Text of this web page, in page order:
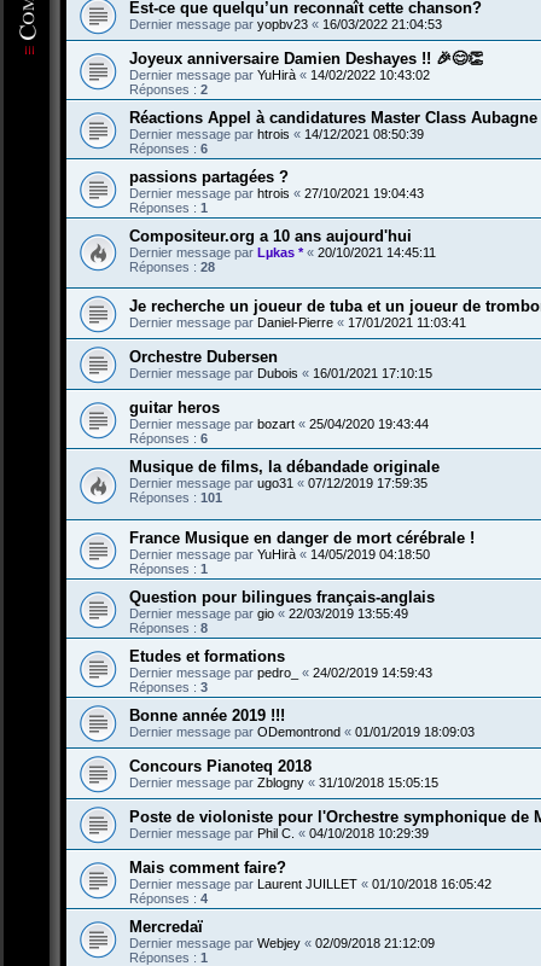
Est-ce que quelqu’un reconnaît cette chanson?
Dernier message par yopbv23 « 16/03/2022 21:04:53
Joyeux anniversaire Damien Deshayes !! 🎉😊👏
Dernier message par YuHirà « 14/02/2022 10:43:02
Réponses : 2
Réactions Appel à candidatures Master Class Aubagne
Dernier message par htrois « 14/12/2021 08:50:39
Réponses : 6
passions partagées ?
Dernier message par htrois « 27/10/2021 19:04:43
Réponses : 1
Compositeur.org a 10 ans aujourd'hui
Dernier message par Lµkas *« 20/10/2021 14:45:11
Réponses : 28
Je recherche un joueur de tuba et un joueur de
Dernier message par Daniel-Pierre « 17/01/2021 11:03:41
Orchestre Dubersen
Dernier message par Dubois « 16/01/2021 17:10:15
guitar heros
Dernier message par bozart « 25/04/2020 19:43:44
Réponses : 6
Musique de films, la débandade originale
Dernier message par ugo31 « 07/12/2019 17:59:35
Réponses : 101
France Musique en danger de mort cérébrale !
Dernier message par YuHirà « 14/05/2019 04:18:50
Réponses : 1
Question pour bilingues français-anglais
Dernier message par gio « 22/03/2019 13:55:49
Réponses : 8
Etudes et formations
Dernier message par pedro_ « 24/02/2019 14:59:43
Réponses : 3
Bonne année 2019 !!!
Dernier message par ODemontrond « 01/01/2019 18:09:03
Concours Pianoteq 2018
Dernier message par Zblogny « 31/10/2018 15:05:15
Poste de violoniste pour l'Orchestre symphonique de
Dernier message par Phil C. « 04/10/2018 10:29:39
Mais comment faire?
Dernier message par Laurent JUILLET « 01/10/2018 16:05:42
Réponses : 4
Mercredaï
Dernier message par Webjey « 02/09/2018 21:12:09
Réponses : 1